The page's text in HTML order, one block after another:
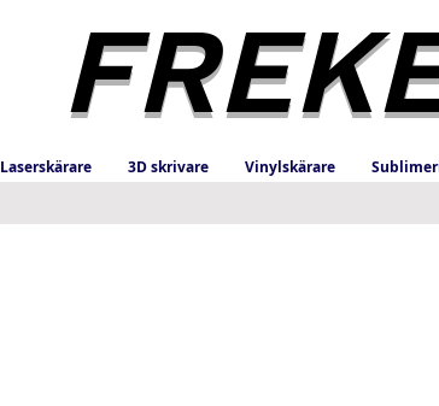
Laserskärare 3D skrivare Vinylskärare